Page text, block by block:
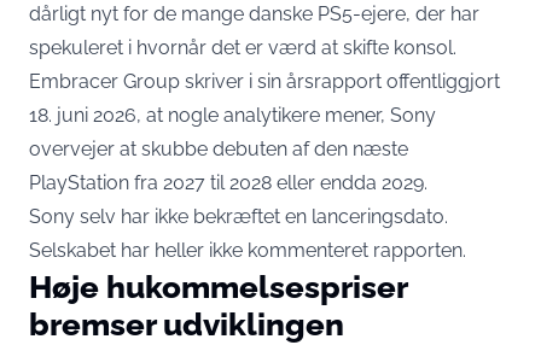
dårligt nyt for de mange danske PS5-ejere, der har
spekuleret i hvornår det er værd at skifte konsol.
Embracer Group skriver i sin årsrapport offentliggjort
18. juni 2026, at nogle analytikere mener, Sony
overvejer at skubbe debuten af den næste
PlayStation fra 2027 til 2028 eller endda 2029.
Sony selv har ikke bekræftet en lanceringsdato.
Selskabet har heller ikke kommenteret rapporten.
Høje hukommelsespriser
bremser udviklingen